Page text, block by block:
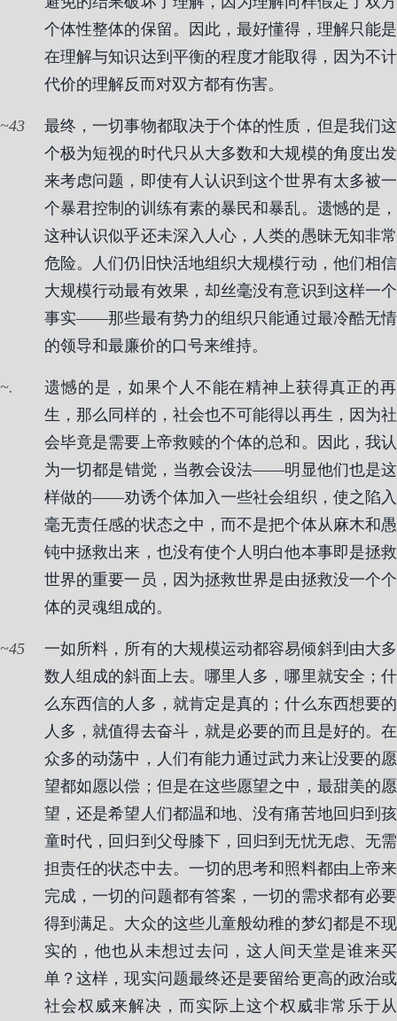
个体性整体的保留。因此，最好懂得，理解只能是
在理解与知识达到平衡的程度才能取得，因为不计
代价的理解反而对双方都有伤害。
43
最终，一切事物都取决于个体的性质，但是我们这
个极为短视的时代只从大多数和大规模的角度出发
来考虑问题，即使有人认识到这个世界有太多被一
个暴君控制的训练有素的暴民和暴乱。遗憾的是，
这种认识似乎还未深入人心，人类的愚昧无知非常
危险。人们仍旧快活地组织大规模行动，他们相信
大规模行动最有效果，却丝毫没有意识到这样一个
事实——那些最有势力的组织只能通过最冷酷无情
的领导和最廉价的口号来维持。
.
遗憾的是，如果个人不能在精神上获得真正的再
生，那么同样的，社会也不可能得以再生，因为社
会毕竟是需要上帝救赎的个体的总和。因此，我认
为一切都是错觉，当教会设法——明显他们也是这
样做的——劝诱个体加入一些社会组织，使之陷入
毫无责任感的状态之中，而不是把个体从麻木和愚
钝中拯救出来，也没有使个人明白他本事即是拯救
世界的重要一员，因为拯救世界是由拯救没一个个
体的灵魂组成的。
45
一如所料，所有的大规模运动都容易倾斜到由大多
数人组成的斜面上去。哪里人多，哪里就安全；什
么东西信的人多，就肯定是真的；什么东西想要的
人多，就值得去奋斗，就是必要的而且是好的。在
众多的动荡中，人们有能力通过武力来让没要的愿
望都如愿以偿；但是在这些愿望之中，最甜美的愿
望，还是希望人们都温和地、没有痛苦地回归到孩
童时代，回归到父母膝下，回归到无忧无虑、无需
担责任的状态中去。一切的思考和照料都由上帝来
完成，一切的问题都有答案，一切的需求都有必要
得到满足。大众的这些儿童般幼稚的梦幻都是不现
实的，他也从未想过去问，这人间天堂是谁来买
单？这样，现实问题最终还是要留给更高的政治或
社会权威来解决，而实际上这个权威非常乐于从